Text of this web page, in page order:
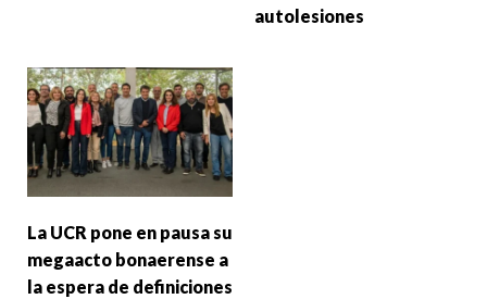
autolesiones
La UCR pone en pausa su
megaacto bonaerense a
la espera de definiciones